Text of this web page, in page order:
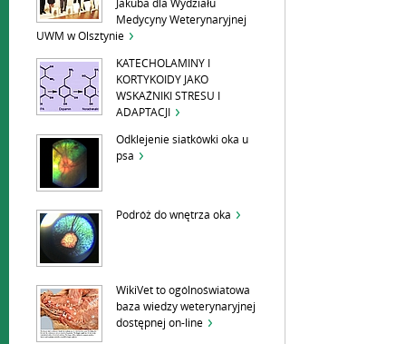
Jakuba dla Wydziału
Medycyny Weterynaryjnej
UWM w Olsztynie
KATECHOLAMINY I
KORTYKOIDY JAKO
WSKAŹNIKI STRESU I
ADAPTACJI
Odklejenie siatkówki oka u
psa
Podróż do wnętrza oka
WikiVet to ogólnoświatowa
baza wiedzy weterynaryjnej
dostępnej on-line